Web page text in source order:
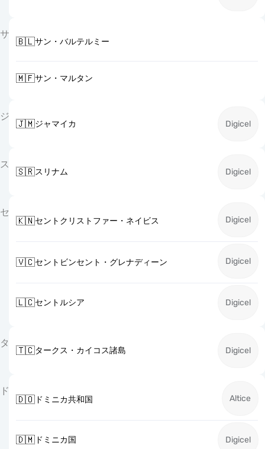
サ
🇧🇱サン・バルテルミー
🇲🇫サン・マルタン
ジ
🇯🇲ジャマイカ Digicel
ス
🇸🇷スリナム Digicel
セ
🇰🇳セントクリストファー・ネイビス Digicel
🇻🇨セントビンセント・グレナディーン Digicel
🇱🇨セントルシア Digicel
タ
🇹🇨タークス・カイコス諸島 Digicel
ド
🇩🇴ドミニカ共和国 Altice
🇩🇲ドミニカ国 Digicel